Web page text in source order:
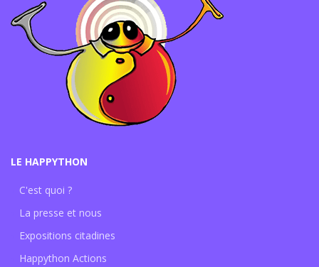
LE HAPPYTHON
C'est quoi ?
La presse et nous
Expositions citadines
Happython Actions